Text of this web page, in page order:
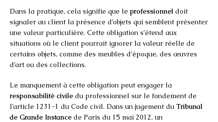
Dans la pratique, cela signifie que le professionnel doit
signaler au client la présence d’objets qui semblent présenter
une valeur particulière. Cette obligation s’étend aux
situations où le client pourrait ignorer la valeur réelle de
certains objets, comme des meubles d’époque, des œuvres
d’art ou des collections.
Le manquement à cette obligation peut engager la
responsabilité civile du professionnel sur le fondement de
l’article 1231-1 du Code civil. Dans un jugement du Tribunal
de Grande Instance de Paris du 15 mai 2012, un